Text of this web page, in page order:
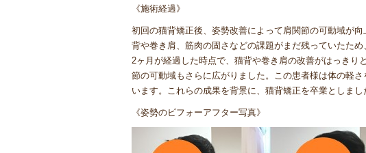
《施術経過》
初回の猫背矯正後、姿勢改善によって肩関節の可動域が
背や巻き肩、筋肉の固さなどの課題がまだ残っていたた
2ヶ月が経過した時点で、猫背や巻き肩の改善がはっきり
節の可動域もさらに広がりました。この患者様は体の軽
います。これらの成果を背景に、猫背矯正を卒業としまし
《姿勢のビフォーアフター写真》